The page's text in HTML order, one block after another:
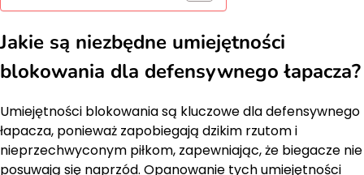
Jakie są niezbędne umiejętności
blokowania dla defensywnego łapacza?
Umiejętności blokowania są kluczowe dla defensywnego
łapacza, ponieważ zapobiegają dzikim rzutom i
nieprzechwyconym piłkom, zapewniając, że biegacze nie
posuwają się naprzód. Opanowanie tych umiejętności